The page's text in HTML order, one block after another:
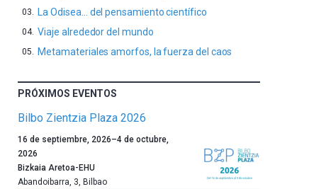
La Odisea… del pensamiento científico
Viaje alrededor del mundo
Metamateriales amorfos, la fuerza del caos
PRÓXIMOS EVENTOS
Bilbo Zientzia Plaza 2026
Un
año
más,
Bilbao
16 de septiembre, 2026–4 de octubre,
2026
Bizkaia Aretoa-EHU
Abandoibarra, 3, Bilbao